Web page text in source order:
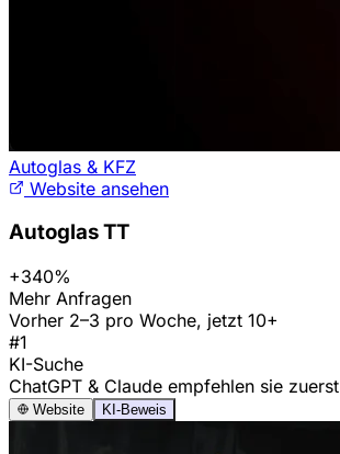
Autoglas & KFZ
Website ansehen
Autoglas TT
+340%
Mehr Anfragen
Vorher 2–3 pro Woche, jetzt 10+
#1
KI-Suche
ChatGPT & Claude empfehlen sie zuerst
Website KI-Beweis